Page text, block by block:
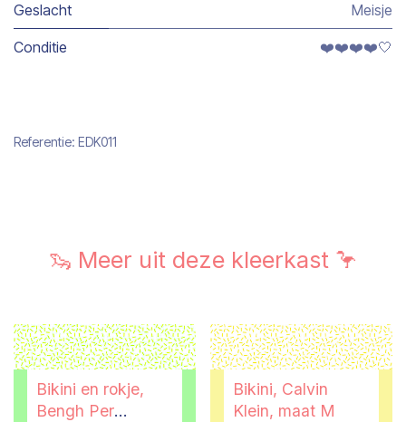
Geslacht Meisje
Conditie ❤️❤️❤️❤️🤍
Referentie: EDK011
🦦 Meer uit deze kleerkast 🦩
Bikini en rokje,
Bengh Per
Bikini, Calvin
Klein, maat M